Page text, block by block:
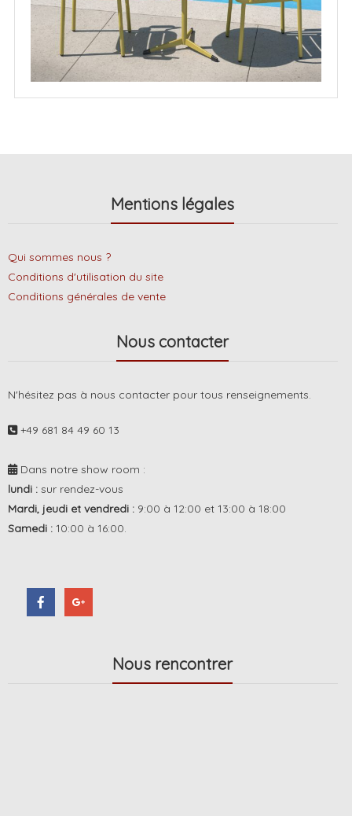
Mentions légales
Qui sommes nous ?
Conditions d'utilisation du site
Conditions générales de vente
Nous contacter
N'hésitez pas à nous contacter pour tous renseignements.
+49 681 84 49 60 13
Dans notre show room :
lundi : sur rendez-vous
Mardi, jeudi et vendredi :9:00 à 12:00 et 13:00 à 18:00
Samedi : 10:00 à 16:00.
Nous rencontrer